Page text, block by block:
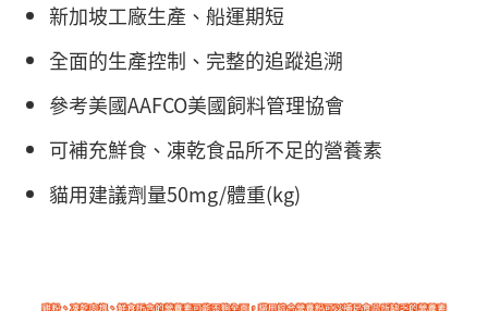
新加坡工廠生產、船運期短
全面的生產控制、完整的追蹤追溯
參考美國AAFCO美國飼料管理協會
可補充鮮食、凍乾食品所不足的營養素
貓用建議劑量50mg/體重(kg)